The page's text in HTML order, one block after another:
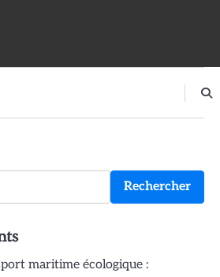
Rechercher
maritime écologique :